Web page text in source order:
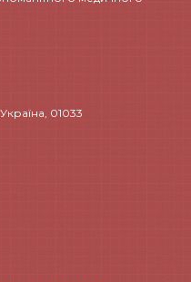
01033